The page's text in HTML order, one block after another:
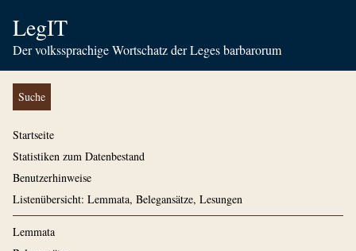
LegIT
Der volkssprachige Wortschatz der Leges barbarorum
Suche
Startseite
Statistiken zum Datenbestand
Benutzerhinweise
Listenübersicht: Lemmata, Belegansätze, Lesungen
Lemmata